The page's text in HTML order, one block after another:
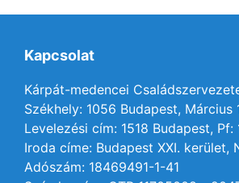
Kapcsolat
Kárpát-medencei
Székhely: 1056 Budapest, Március
Levelezési cím: 1518 Budapest, Pf:
Iroda címe: Budapest XXI. kerület,
Adószám: 18469491-1-41